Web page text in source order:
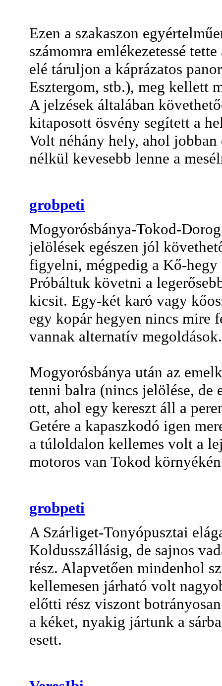
Ezen a szakaszon
számomra emlékezetessé
elé táruljon a káprázatos
Esztergom, stb.), meg kellett
A jelzések általában
kitaposott ösvény segített a
Volt néhány hely, ahol
nélkül kevesebb lenne a
grobpeti
Mogyorósbánya-Tokod-
jelölések egészen jól
figyelni, mégpedig a Kő-
Próbáltuk követni a
kicsit. Egy-két karó vagy
egy kopár hegyen nincs mire
vannak alternatív
Mogyorósbánya után az
tenni balra (nincs jelölése, de
ott, ahol egy kereszt áll a
Getére a kapaszkodó igen
a túloldalon kellemes volt a
motoros van Tokod
grobpeti
A Szárliget-Tonyópusztai
Koldusszállásig, de sajnos
rész. Alapvetően mindenhol
kellemesen járható volt
előtti rész viszont
a kéket, nyakig jártunk a
esett.